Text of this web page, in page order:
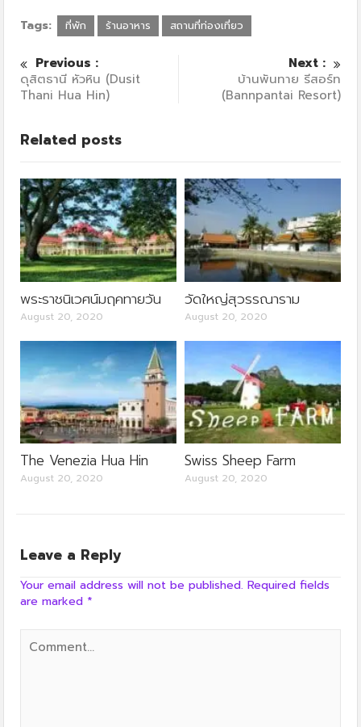
Tags: ที่พัก ร้านอาหาร สถานที่ท่องเที่ยว
Previous :
ดุสิตธานี หัวหิน (Dusit
Thani Hua Hin)
Next :
บ้านพันทาย รีสอร์ท
(Bannpantai Resort)
Related posts
พระราชนิเวศน์มฤคทายวัน
August 20, 2020
วัดใหญ่สุวรรณาราม
August 20, 2020
The Venezia Hua Hin
August 20, 2020
Swiss Sheep Farm
August 20, 2020
Leave a Reply
Your email address will not be published. Required fields
are marked *